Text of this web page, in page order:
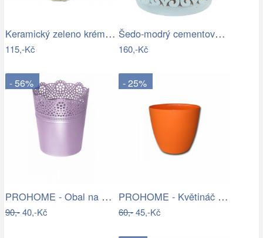
Keramický zeleno krémový květináč se…
115,-Kč
Šedo-modrý cementový obal na květináč s…
160,-Kč
- 56%
PROHOME - Obal na květináč LACE 18cm
90,-40,-Kč
- 25%
PROHOME - Květináč dekorační ELLA 21cm…
60,-45,-Kč